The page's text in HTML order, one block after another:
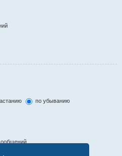
по убыванию